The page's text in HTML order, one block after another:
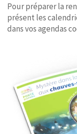
Pour préparer la
présent les
dans vos agendas